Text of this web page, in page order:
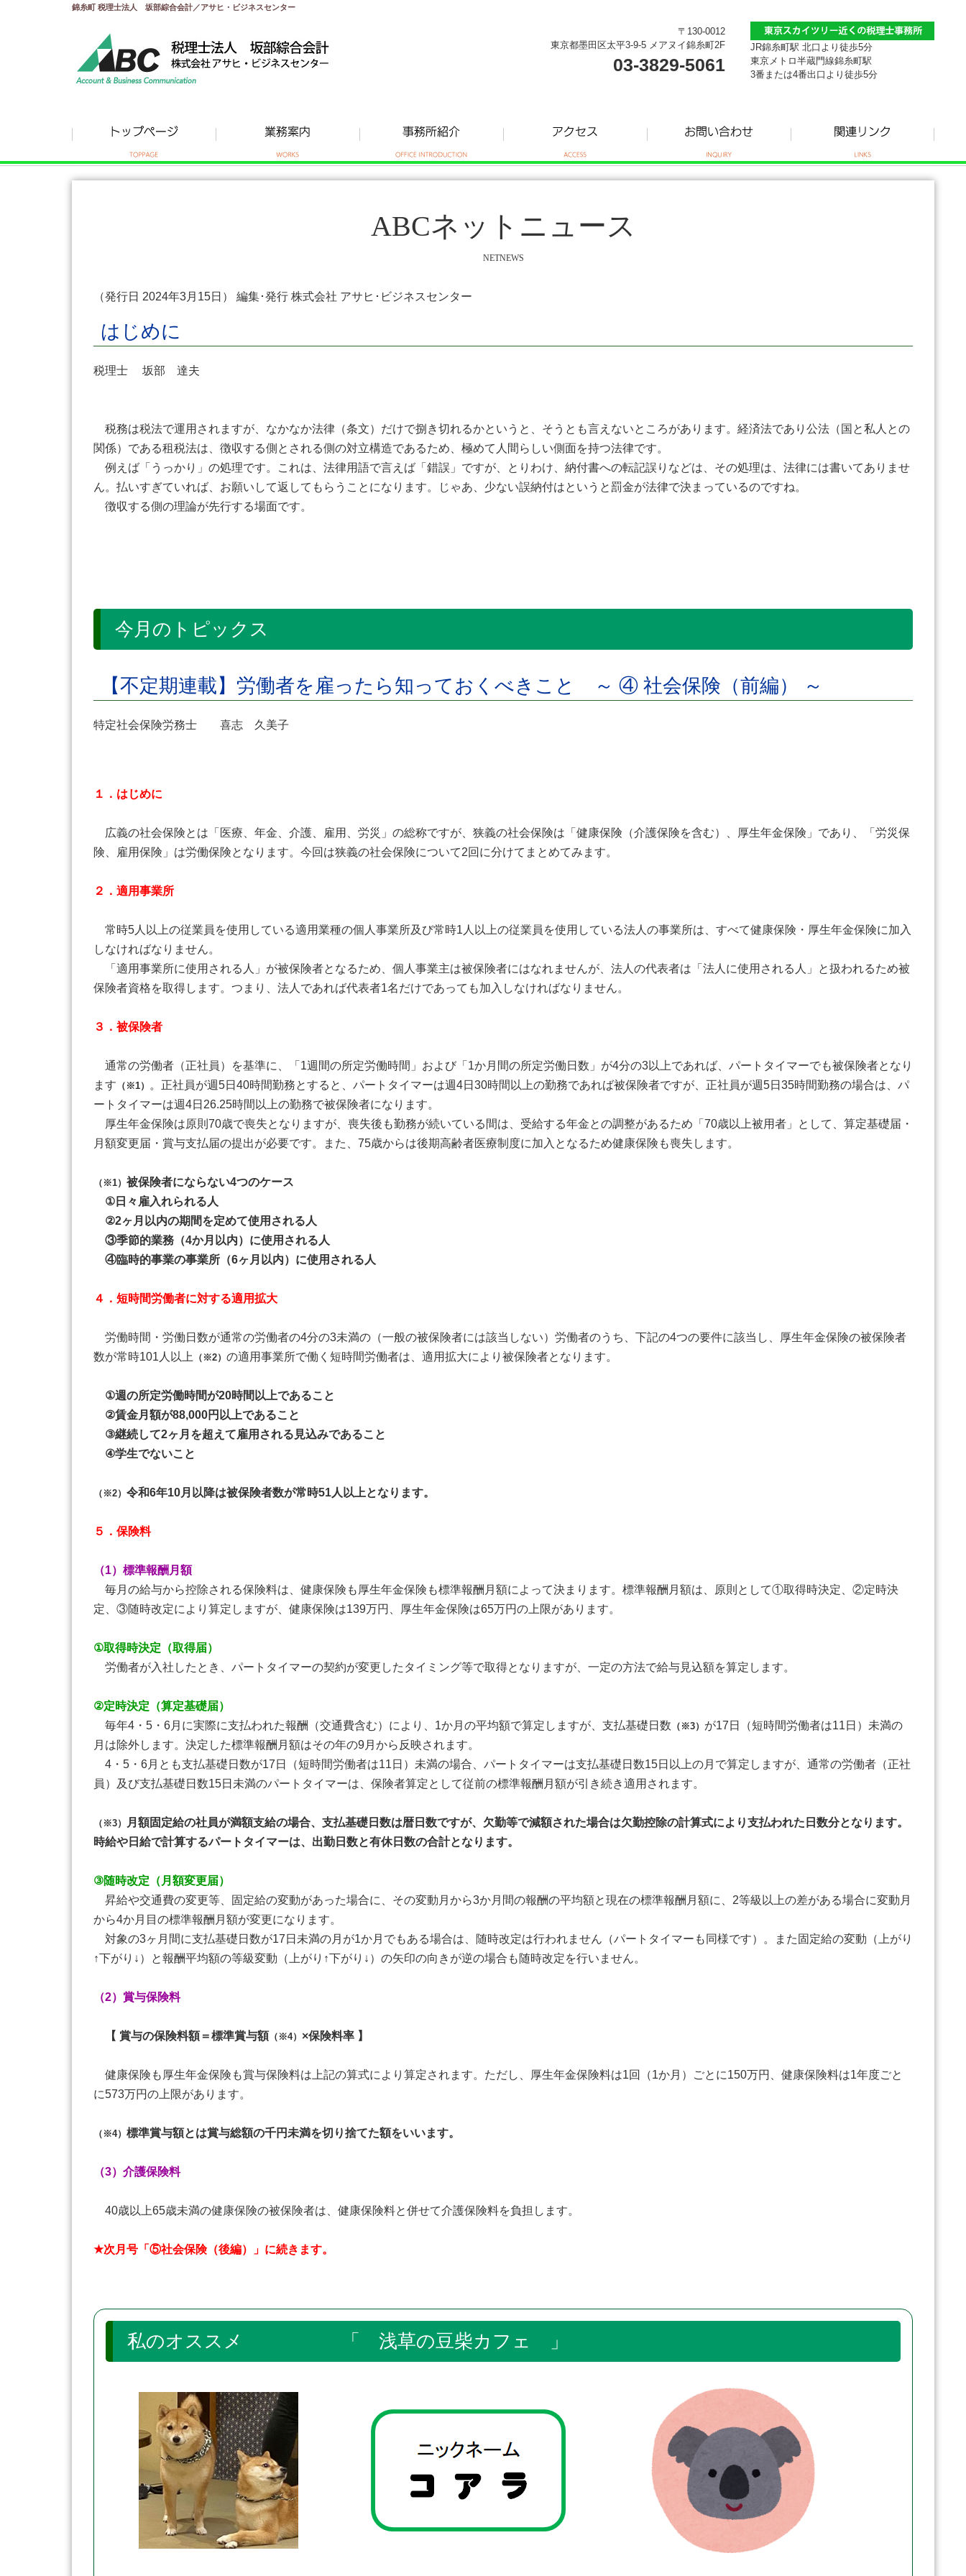
錦糸町 税理士法人 坂部綜合会計／アサヒ・ビジネスセンター
〒130-0012
東京都墨田区太平3-9-5 メアヌイ錦糸町2F
03-3829-5061
JR錦糸町駅 北口より徒歩5分
東京メトロ半蔵門線錦糸町駅
3番または4番出口より徒歩5分
ABCネットニュース
NETNEWS
（発行日 2024年3月15日） 編集･発行 株式会社 アサヒ･ビジネスセンター
はじめに
税理士 坂部 達夫
税務は税法で運用されますが、なかなか法律（条文）だけで捌き切れるかというと、そうとも言えないところがあります。経済法であり公法（国と私人との
関係）である租税法は、徴収する側とされる側の対立構造であるため、極めて人間らしい側面を持つ法律です。
例えば「うっかり」の処理です。これは、法律用語で言えば「錯誤」ですが、とりわけ、納付書への転記誤りなどは、その処理は、法律には書いてありませ
ん。払いすぎていれば、お願いして返してもらうことになります。じゃあ、少ない誤納付はというと罰金が法律で決まっているのですね。
徴収する側の理論が先行する場面です。
今月のトピックス
【不定期連載】労働者を雇ったら知っておくべきこと ～ ④ 社会保険（前編） ～
特定社会保険労務士 喜志 久美子
１．はじめに
広義の社会保険とは「医療、年金、介護、雇用、労災」の総称ですが、狭義の社会保険は「健康保険（介護保険を含む）、厚生年金保険」であり、「労災保
険、雇用保険」は労働保険となります。今回は狭義の社会保険について2回に分けてまとめてみます。
２．適用事業所
常時5人以上の従業員を使用している適用業種の個人事業所及び常時1人以上の従業員を使用している法人の事業所は、すべて健康保険・厚生年金保険に加入
しなければなりません。
「適用事業所に使用される人」が被保険者となるため、個人事業主は被保険者にはなれませんが、法人の代表者は「法人に使用される人」と扱われるため被
保険者資格を取得します。つまり、法人であれば代表者1名だけであっても加入しなければなりません。
３．被保険者
通常の労働者（正社員）を基準に、「1週間の所定労働時間」および「1か月間の所定労働日数」が4分の3以上であれば、パートタイマーでも被保険者となり
ます （※1）
。正社員が週5日40時間勤務とすると、パートタイマーは週4日30時間以上の勤務であれば被保険者ですが、正社員が週5日35時間勤務の場合は、パ
ートタイマーは週4日26.25時間以上の勤務で被保険者になります。
厚生年金保険は原則70歳で喪失となりますが、喪失後も勤務が続いている間は、受給する年金との調整があるため「70歳以上被用者」として、算定基礎届・
月額変更届・賞与支払届の提出が必要です。また、75歳からは後期高齢者医療制度に加入となるため健康保険も喪失します。
（※1） 被保険者にならない4つのケース
①日々雇入れられる人
②2ヶ月以内の期間を定めて使用される人
③季節的業務（4か月以内）に使用される人
④臨時的事業の事業所（6ヶ月以内）に使用される人
４．短時間労働者に対する適用拡大
労働時間・労働日数が通常の労働者の4分の3未満の（一般の被保険者には該当しない）労働者のうち、下記の4つの要件に該当し、厚生年金保険の被保険者
数が常時101人以上
（※2） の適用事業所で働く短時間労働者は、適用拡大により被保険者となります。
①週の所定労働時間が20時間以上であること
②賃金月額が88,000円以上であること
③継続して2ヶ月を超えて雇用される見込みであること
④学生でないこと
（※2） 令和6年10月以降は被保険者数が常時51人以上となります。
５．保険料
（1）標準報酬月額
毎月の給与から控除される保険料は、健康保険も厚生年金保険も標準報酬月額によって決まります。標準報酬月額は、原則として①取得時決定、②定時決
定、③随時改定により算定しますが、健康保険は139万円、厚生年金保険は65万円の上限があります。
①取得時決定（取得届）
労働者が入社したとき、パートタイマーの契約が変更したタイミング等で取得となりますが、一定の方法で給与見込額を算定します。
②定時決定（算定基礎届）
毎年4・5・6月に実際に支払われた報酬（交通費含む）により、1か月の平均額で算定しますが、支払基礎日数 （※3） が17日（短時間労働者は11日）未満の
月は除外します。決定した標準報酬月額はその年の9月から反映されます。
4・5・6月とも支払基礎日数が17日（短時間労働者は11日）未満の場合、パートタイマーは支払基礎日数15日以上の月で算定しますが、通常の労働者（正社
員）及び支払基礎日数15日未満のパートタイマーは、保険者算定として従前の標準報酬月額が引き続き適用されます。
（※3）
月額固定給の社員が満額支給の場合、支払基礎日数は暦日数ですが、欠勤等で減額された場合は欠勤控除の計算式により支払われた日数分となります。
時給や日給で計算するパートタイマーは、出勤日数と有休日数の合計となります。
③随時改定（月額変更届）
昇給や交通費の変更等、固定給の変動があった場合に、その変動月から3か月間の報酬の平均額と現在の標準報酬月額に、2等級以上の差がある場合に変動月
から4か月目の標準報酬月額が変更になります。
対象の3ヶ月間に支払基礎日数が17日未満の月が1か月でもある場合は、随時改定は行われません（パートタイマーも同様です）。また固定給の変動（上がり
↑下がり↓）と報酬平均額の等級変動（上がり↑下がり↓）の矢印の向きが逆の場合も随時改定を行いません。
（2）賞与保険料
【 賞与の保険料額＝標準賞与額 （※4） ×保険料率 】
健康保険も厚生年金保険も賞与保険料は上記の算式により算定されます。ただし、厚生年金保険料は1回（1か月）ごとに150万円、健康保険料は1年度ごと
に573万円の上限があります。
（※4） 標準賞与額とは賞与総額の千円未満を切り捨てた額をいいます。
（3）介護保険料
40歳以上65歳未満の健康保険の被保険者は、健康保険料と併せて介護保険料を負担します。
★次月号「⑤社会保険（後編）」に続きます。
私のオススメ 「 浅草の豆柴カフェ 」